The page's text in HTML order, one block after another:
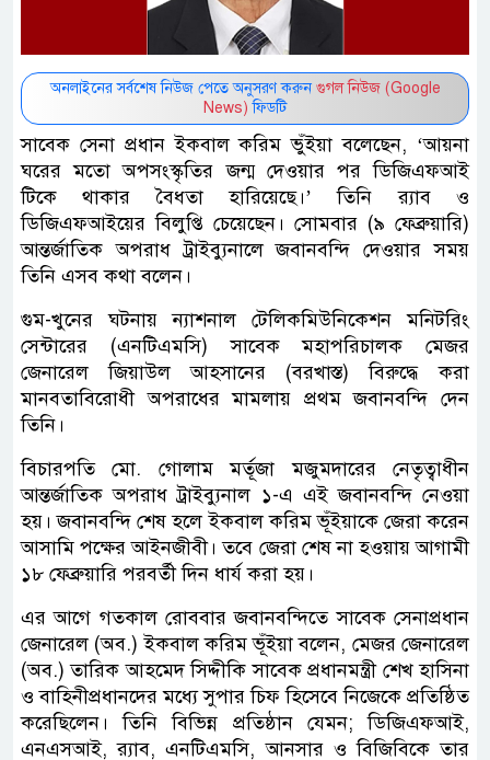
অনলাইনের সর্বশেষ নিউজ পেতে অনুসরণ করুন গুগল নিউজ (Google
News) ফিডটি
সাবেক সেনা প্রধান ইকবাল করিম ভুঁইয়া বলেছেন, ‘আয়না
ঘরের মতো অপসংস্কৃতির জন্ম দেওয়ার পর ডিজিএফআই
টিকে থাকার বৈধতা হারিয়েছে।’ তিনি র‍্যাব ও
ডিজিএফআইয়ের বিলুপ্তি চেয়েছেন। সোমবার (৯ ফেব্রুয়ারি)
আন্তর্জাতিক অপরাধ ট্রাইব্যুনালে জবানবন্দি দেওয়ার সময়
তিনি এসব কথা বলেন।
গুম-খুনের ঘটনায় ন্যাশনাল টেলিকমিউনিকেশন মনিটরিং
সেন্টারের (এনটিএমসি) সাবেক মহাপরিচালক মেজর
জেনারেল জিয়াউল আহসানের (বরখাস্ত) বিরুদ্ধে করা
মানবতাবিরোধী অপরাধের মামলায় প্রথম জবানবন্দি দেন
তিনি।
বিচারপতি মো. গোলাম মর্তূজা মজুমদারের নেতৃত্বাধীন
আন্তর্জাতিক অপরাধ ট্রাইব্যুনাল ১-এ এই জবানবন্দি নেওয়া
হয়। জবানবন্দি শেষ হলে ইকবাল করিম ভূঁইয়াকে জেরা করেন
আসামি পক্ষের আইনজীবী। তবে জেরা শেষ না হওয়ায় আগামী
১৮ ফেব্রুয়ারি পরবর্তী দিন ধার্য করা হয়।
এর আগে গতকাল রোববার জবানবন্দিতে সাবেক সেনাপ্রধান
জেনারেল (অব.) ইকবাল করিম ভূঁইয়া বলেন, মেজর জেনারেল
(অব.) তারিক আহমেদ সিদ্দীকি সাবেক প্রধানমন্ত্রী শেখ হাসিনা
ও বাহিনীপ্রধানদের মধ্যে সুপার চিফ হিসেবে নিজেকে প্রতিষ্ঠিত
করেছিলেন। তিনি বিভিন্ন প্রতিষ্ঠান যেমন; ডিজিএফআই,
এনএসআই, র‍্যাব, এনটিএমসি, আনসার ও বিজিবিকে তার